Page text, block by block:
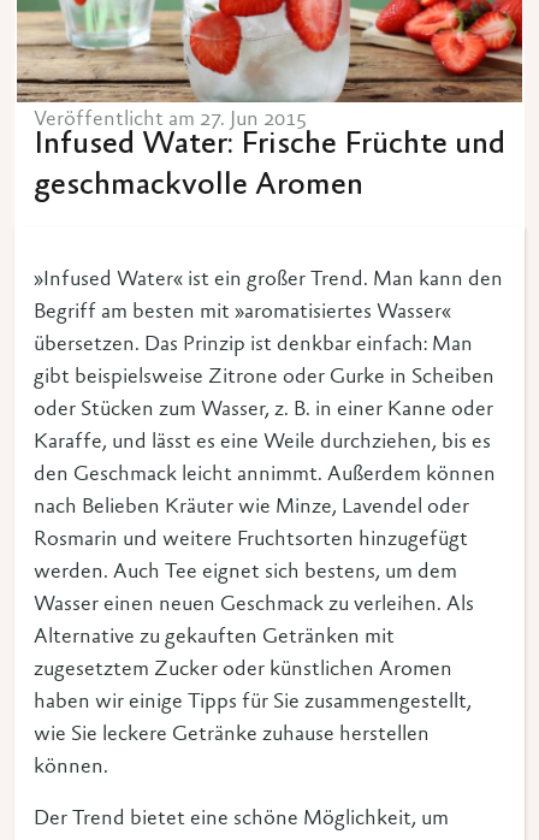
Veröffentlicht am 27. Jun 2015
Infused Water: Frische Früchte und
geschmackvolle Aromen
»Infused Water« ist ein großer Trend. Man kann den
Begriff am besten mit »aromatisiertes Wasser«
übersetzen. Das Prinzip ist denkbar einfach: Man
gibt beispielsweise Zitrone oder Gurke in Scheiben
oder Stücken zum Wasser, z. B. in einer Kanne oder
Karaffe, und lässt es eine Weile durchziehen, bis es
den Geschmack leicht annimmt. Außerdem können
nach Belieben Kräuter wie Minze, Lavendel oder
Rosmarin und weitere Fruchtsorten hinzugefügt
werden. Auch Tee eignet sich bestens, um dem
Wasser einen neuen Geschmack zu verleihen. Als
Alternative zu gekauften Getränken mit
zugesetztem Zucker oder künstlichen Aromen
haben wir einige Tipps für Sie zusammengestellt,
wie Sie leckere Getränke zuhause herstellen
können.
Der Trend bietet eine schöne Möglichkeit, um